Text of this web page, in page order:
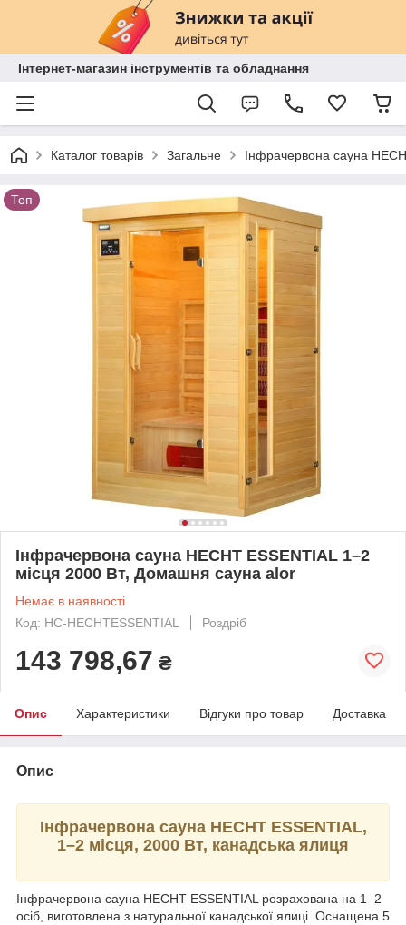
Інтернет-магазин інструментів та обладнання
Каталог товарів Загальне Інфрачервона сауна
Топ
Інфрачервона сауна HECHT ESSENTIAL 1–2
місця 2000 Вт, Домашня сауна alor
Немає в наявності
Код: HC-HECHTESSENTIAL
Роздріб
143 798,67 ₴
Опис Характеристики Відгуки про товар Доставка
Опис
Інфрачервона сауна HECHT ESSENTIAL,
1–2 місця, 2000 Вт, канадська ялиця
Інфрачервона сауна HECHT ESSENTIAL розрахована на 1–2
осіб, виготовлена з натуральної канадської ялиці. Оснащена 5